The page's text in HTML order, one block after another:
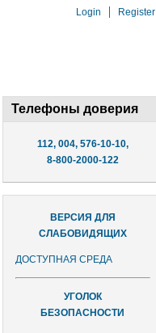
Login Register
Телефоны доверия
112, 004, 576-10-10,
8-800-2000-122
ВЕРСИЯ ДЛЯ
СЛАБОВИДЯЩИХ
ДОСТУПНАЯ СРЕДА
УГОЛОК
БЕЗОПАСНОСТИ